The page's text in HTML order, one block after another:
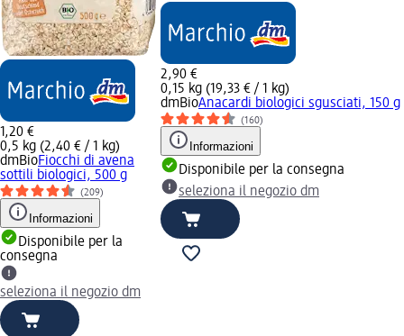
1,20 €
0,5 kg (2,40 € / 1 kg)
dmBioFiocchi di avena
sottili biologici, 500 g
(209)
Informazioni
Disponibile per la
consegna
seleziona il negozio dm
2,90 €
0,15 kg (19,33 € / 1 kg)
dmBioAnacardi biologici sgusciati, 150 g
(160)
Informazioni
Disponibile per la consegna
seleziona il negozio dm